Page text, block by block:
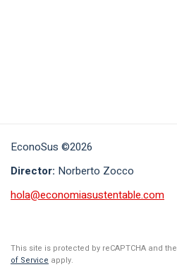
EconoSus ©2026
Director: Norberto Zocco
hola@economiasustentable.com
This site is protected by reCAPTCHA and the
of Service apply.